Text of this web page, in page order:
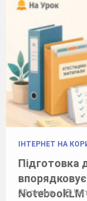
ІНТЕРНЕТ НА
Підготовка
NotebookLM
29 липня